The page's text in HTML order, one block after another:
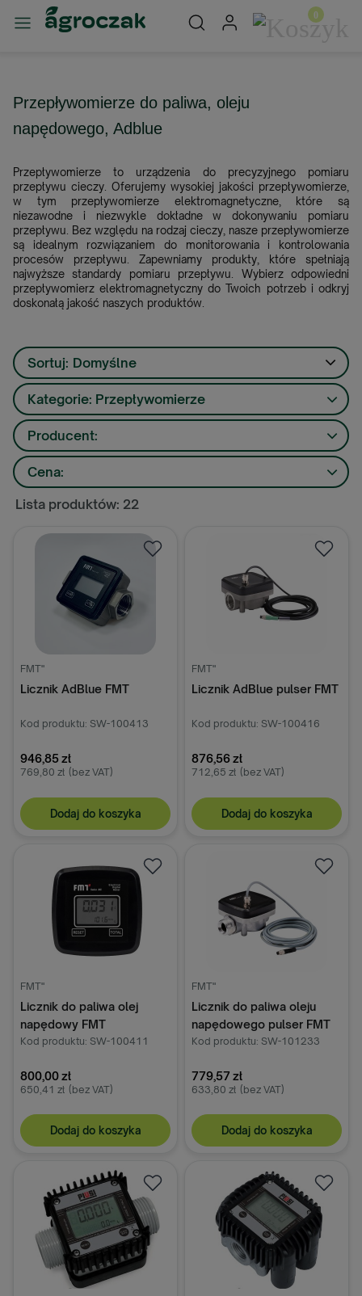
Przepływomierze do paliwa, oleju
napędowego, Adblue
Przepływomierze to urządzenia do precyzyjnego pomiaru
przepływu cieczy. Oferujemy wysokiej jakości przepływomierze,
w tym przepływomierze elektromagnetyczne, które są
niezawodne i niezwykle dokładne w dokonywaniu pomiaru
przepływu. Bez względu na rodzaj cieczy, nasze przepływomierze
są idealnym rozwiązaniem do monitorowania i kontrolowania
procesów przepływu. Zapewniamy produkty, które spełniają
najwyższe standardy pomiaru przepływu. Wybierz odpowiedni
przepływomierz elektromagnetyczny do Twoich potrzeb i odkryj
doskonałą jakość naszych produktów.
Sortuj: Domyślne
Kategorie: Przepływomierze
Producent:
Cena:
Lista produktów: 22
FMT"
Licznik AdBlue FMT
Kod produktu: SW-100413
946,85 zł
769,80 zł (bez VAT)
Dodaj do koszyka
FMT"
Licznik AdBlue pulser FMT
Kod produktu: SW-100416
876,56 zł
712,65 zł (bez VAT)
Dodaj do koszyka
FMT"
Licznik do paliwa olej
napędowy FMT
Kod produktu: SW-100411
800,00 zł
650,41 zł (bez VAT)
Dodaj do koszyka
FMT"
Licznik do paliwa oleju
napędowego pulser FMT
Kod produktu: SW-101233
779,57 zł
633,80 zł (bez VAT)
Dodaj do koszyka